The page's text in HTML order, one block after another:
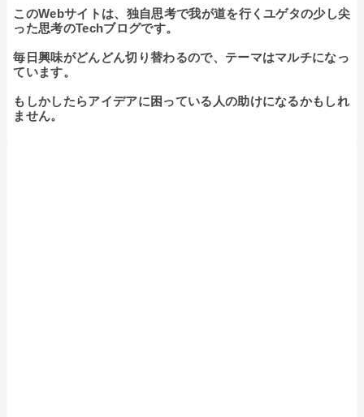
このWebサイトは、独自思考で我が道を行くユゲタの少し尖
った思考のTechブログです。
毎日興味がどんどん切り替わるので、テーマはマルチになっ
ています。
もしかしたらアイデアに困っている人の助けになるかもしれ
ません。